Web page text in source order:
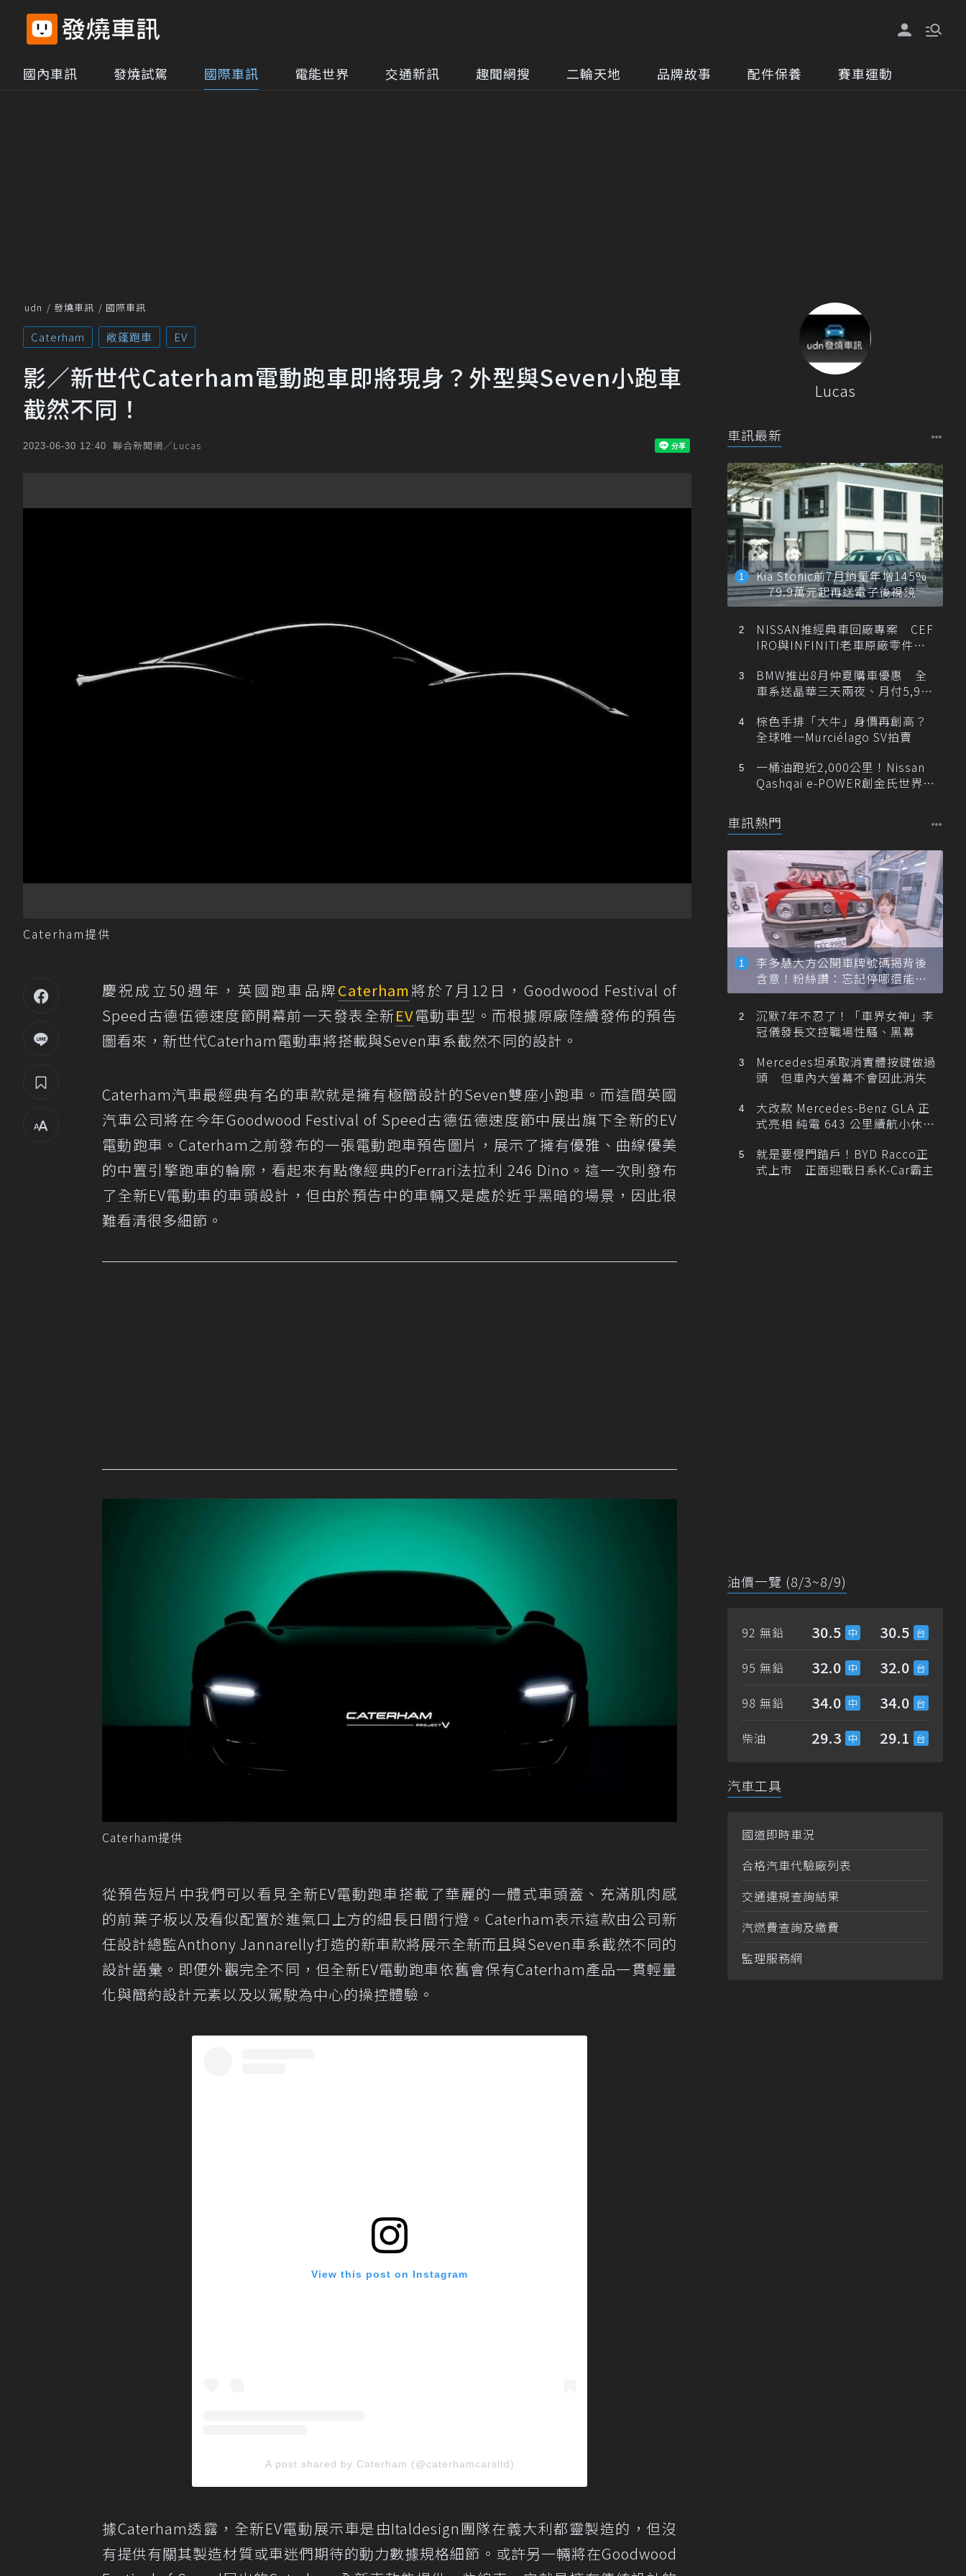
國內車訊 發燒試駕 國際車訊 電能世界 交通新訊 趣聞網搜 二輪天地 品牌故事 配件保養 賽車運動
udn 發燒車訊 國際車訊
Caterham 敞篷跑車 EV
影／新世代Caterham電動跑車即將現身？外型與Seven小跑車
截然不同！
2023-06-30 12:40 聯合新聞網／Lucas
Caterham提供
慶祝成立50週年，英國跑車品牌Caterham將於7月12日，Goodwood Festival of
Speed古德伍德速度節開幕前一天發表全新EV電動車型。而根據原廠陸續發佈的預告
圖看來，新世代Caterham電動車將搭載與Seven車系截然不同的設計。
Caterham汽車最經典有名的車款就是擁有極簡設計的Seven雙座小跑車。而這間英國
汽車公司將在今年Goodwood Festival of Speed古德伍德速度節中展出旗下全新的EV
電動跑車。Caterham之前發布的一張電動跑車預告圖片，展示了擁有優雅、曲線優美
的中置引擎跑車的輪廓，看起來有點像經典的Ferrari法拉利 246 Dino。這一次則發布
了全新EV電動車的車頭設計，但由於預告中的車輛又是處於近乎黑暗的場景，因此很
難看清很多細節。
Caterham提供
從預告短片中我們可以看見全新EV電動跑車搭載了華麗的一體式車頭蓋、充滿肌肉感
的前葉子板以及看似配置於進氣口上方的細長日間行燈。Caterham表示這款由公司新
任設計總監Anthony Jannarelly打造的新車款將展示全新而且與Seven車系截然不同的
設計語彙。即便外觀完全不同，但全新EV電動跑車依舊會保有Caterham產品一貫輕量
化與簡約設計元素以及以駕駛為中心的操控體驗。
View this post on Instagram
A post shared by Caterham (@caterhamcarsltd)
據Caterham透露，全新EV電動展示車是由Italdesign團隊在義大利都靈製造的，但沒
有提供有關其製造材質或車迷們期待的動力數據規格細節。或許另一輛將在Goodwood
Lucas
車訊最新
Kia Stonic前7月銷量年增145%
79.9萬元起再送電子後視鏡
NISSAN推經典車回廠專案 CEF
IRO與INFINITI老車原廠零件最
BMW推出8月仲夏購車優惠 全
車系送晶華三天兩夜、月付5,900
棕色手排「大牛」身價再創高？
全球唯一Murciélago SV拍賣
一桶油跑近2,000公里！Nissan
Qashqai e-POWER創金氏世界紀
車訊熱門
李多慧大方公開車牌號碼揭背後
含意！粉絲讚：忘記停哪還能幫
忙找車
沉默7年不忍了！「車界女神」李
冠儀發長文控職場性騷、黑幕
Mercedes坦承取消實體按鍵做過
頭 但車內大螢幕不會因此消失
大改款 Mercedes-Benz GLA 正
式亮相 純電 643 公里續航小休
就是要侵門踏戶！BYD Racco正
式上市 正面迎戰日系K-Car霸主
油價一覽 (8/3~8/9)
92 無鉛 30.5 30.5
95 無鉛 32.0 32.0
98 無鉛 34.0 34.0
柴油 29.3 29.1
汽車工具
國道即時車況
合格汽車代驗廠列表
交通違規查詢結果
汽燃費查詢及繳費
監理服務網